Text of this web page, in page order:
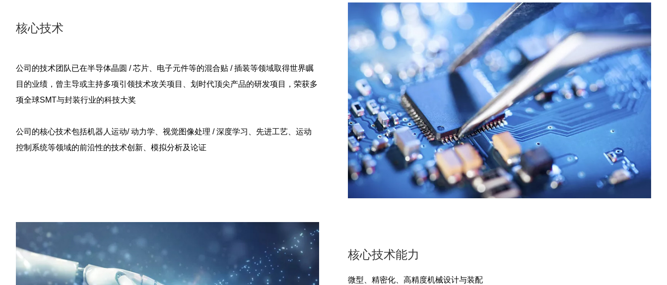
核心技术
公司的技术团队已在半导体晶圆 / 芯片、电子元件等的混合贴 / 插装等领域取得世界瞩
目的业绩，曾主导或主持多项引领技术攻关项目、划时代顶尖产品的研发项目，荣获多
项全球SMT与封装行业的科技大奖
公司的核心技术包括机器人运动/ 动力学、视觉图像处理 / 深度学习、先进工艺、运动
控制系统等领域的前沿性的技术创新、模拟分析及论证
核心技术能力
微型、精密化、高精度机械设计与装配